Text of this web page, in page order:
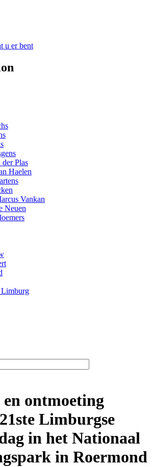
u er bent
Plas
Haelen
Vankan
Neuen
ontmoeting
Limburgse
in het Nationaal
in Roermond